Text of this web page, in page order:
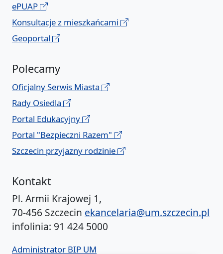
ePUAP
Konsultacje z mieszkańcami
Geoportal
Polecamy
Oficjalny Serwis Miasta
Rady Osiedla
Portal Edukacyjny
Portal "Bezpieczni Razem"
Szczecin przyjazny rodzinie
Kontakt
Pl. Armii Krajowej 1,
70-456 Szczecin ekancelaria@um.szczecin.pl
infolinia: 91 424 5000
Administrator BIP UM